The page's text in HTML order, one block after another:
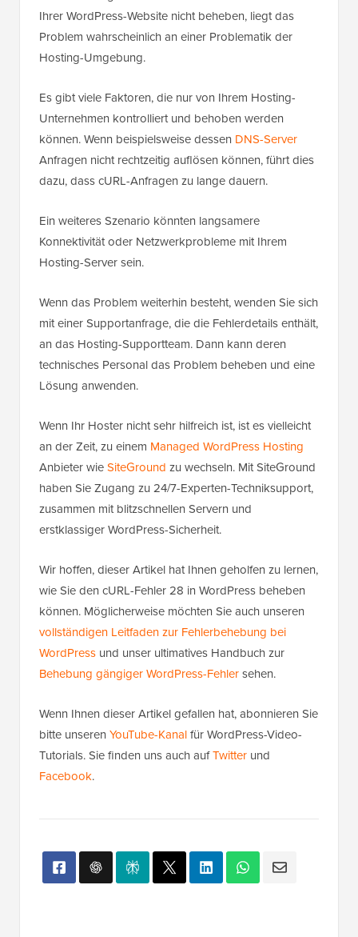
Ihrer WordPress-Website nicht beheben, liegt das
Problem wahrscheinlich an einer Problematik der
Hosting-Umgebung.
Es gibt viele Faktoren, die nur von Ihrem Hosting-
Unternehmen kontrolliert und behoben werden
können. Wenn beispielsweise dessen DNS-Server
Anfragen nicht rechtzeitig auflösen können, führt dies
dazu, dass cURL-Anfragen zu lange dauern.
Ein weiteres Szenario könnten langsamere
Konnektivität oder Netzwerkprobleme mit Ihrem
Hosting-Server sein.
Wenn das Problem weiterhin besteht, wenden Sie sich
mit einer Supportanfrage, die die Fehlerdetails enthält,
an das Hosting-Supportteam. Dann kann deren
technisches Personal das Problem beheben und eine
Lösung anwenden.
Wenn Ihr Hoster nicht sehr hilfreich ist, ist es vielleicht
an der Zeit, zu einem Managed WordPress Hosting
Anbieter wieSiteGround zu wechseln. Mit SiteGround
haben Sie Zugang zu 24/7-Experten-Techniksupport,
zusammen mit blitzschnellen Servern und
erstklassiger WordPress-Sicherheit.
Wir hoffen, dieser Artikel hat Ihnen geholfen zu lernen,
wie Sie den cURL-Fehler 28 in WordPress beheben
können. Möglicherweise möchten Sie auch unseren
vollständigen Leitfaden zur Fehlerbehebung bei
WordPress und unser ultimatives Handbuch zur
Behebung gängiger WordPress-Fehlersehen.
Wenn Ihnen dieser Artikel gefallen hat, abonnieren Sie
bitte unseren YouTube-Kanalfür WordPress-Video-
Tutorials. Sie finden uns auch aufTwitter und
Facebook.